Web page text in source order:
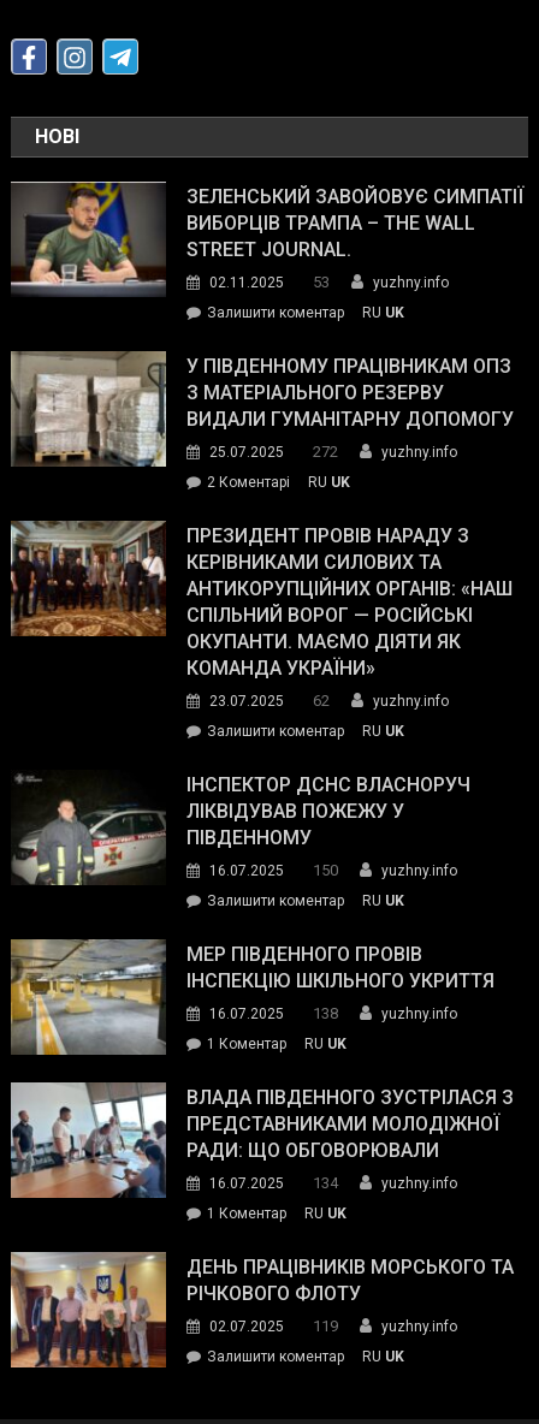
НОВІ
ЗЕЛЕНСЬКИЙ ЗАВОЙОВУЄ СИМПАТІЇ
ВИБОРЦІВ ТРАМПА – THE WALL
STREET JOURNAL.
02.11.2025 53
yuzhny.info
Залишити коментарon
завойовує
симпатії
виборців
The
Street
Journal.
RU UK
У ПІВДЕННОМУ ПРАЦІВНИКАМ ОПЗ
З МАТЕРІАЛЬНОГО РЕЗЕРВУ
ВИДАЛИ ГУМАНІТАРНУ ДОПОМОГУ
25.07.2025 272
yuzhny.info
2 Коментарі
Південному
працівникам
ОПЗ
з
матеріального
резерву
гуманітарну
допомогу
RU UK
ПРЕЗИДЕНТ ПРОВІВ НАРАДУ З
КЕРІВНИКАМИ СИЛОВИХ ТА
АНТИКОРУПЦІЙНИХ ОРГАНІВ: «НАШ
СПІЛЬНИЙ ВОРОГ — РОСІЙСЬКІ
ОКУПАНТИ. МАЄМО ДІЯТИ ЯК
КОМАНДА УКРАЇНИ»
23.07.2025 62
yuzhny.info
Залишити коментарon
провів
нараду
силових
та
органів:
«Наш
спільний
окупанти.
Маємо
діяти
команда
RU UK
ІНСПЕКТОР ДСНС ВЛАСНОРУЧ
ЛІКВІДУВАВ ПОЖЕЖУ У
ПІВДЕННОМУ
16.07.2025 150
yuzhny.info
Залишити коментарon
ДСНС
власноруч
пожежу
у
RU UK
МЕР ПІВДЕННОГО ПРОВІВ
ІНСПЕКЦІЮ ШКІЛЬНОГО УКРИТТЯ
16.07.2025 138
yuzhny.info
1 Коментардо
Південного
провів
інспекцію
укриття
RU UK
ВЛАДА ПІВДЕННОГО ЗУСТРІЛАСЯ З
ПРЕДСТАВНИКАМИ МОЛОДІЖНОЇ
РАДИ: ЩО ОБГОВОРЮВАЛИ
16.07.2025 134
yuzhny.info
1 Коментардо
Південного
зустрілася
представниками
молодіжної
RU UK
ДЕНЬ ПРАЦІВНИКІВ МОРСЬКОГО ТА
РІЧКОВОГО ФЛОТУ
02.07.2025 119
yuzhny.info
Залишити коментарon
RU UK